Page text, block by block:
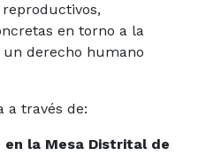
en torno a la
derecho humano
a través de:
en la Mesa Distrital de